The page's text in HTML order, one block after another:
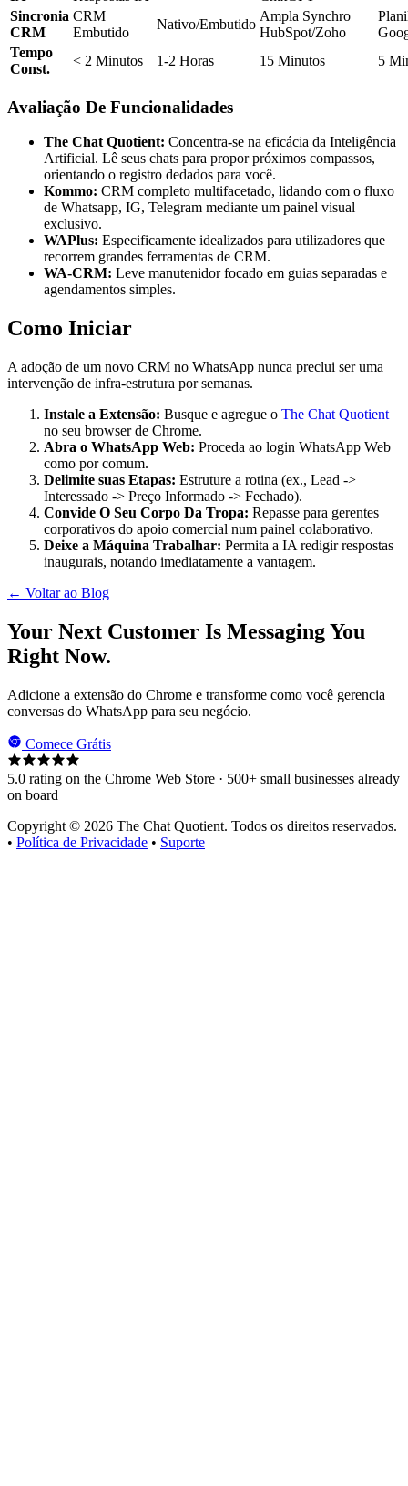
Sincronia
CRM
CRM
Embutido
Nativo/Embutido
Ampla Synchro
HubSpot/Zoho
Tempo
Const.
< 2 Minutos 1-2 Horas 15 Minutos 5
Avaliação De Funcionalidades
The Chat Quotient: Concentra-se na eficácia da Inteligência
Artificial. Lê seus chats para propor próximos compassos,
orientando o registro dedados para você.
Kommo: CRM completo multifacetado, lidando com o fluxo
de Whatsapp, IG, Telegram mediante um painel visual
exclusivo.
WAPlus: Especificamente idealizados para utilizadores que
recorrem grandes ferramentas de CRM.
WA-CRM: Leve manutenidor focado em guias separadas e
agendamentos simples.
Como Iniciar
A adoção de um novo CRM no WhatsApp nunca preclui ser uma
intervenção de infra-estrutura por semanas.
Instale a Extensão: Busque e agregue o The Chat Quotient
no seu browser de Chrome.
Abra o WhatsApp Web: Proceda ao login WhatsApp Web
como por comum.
Delimite suas Etapas: Estruture a rotina (ex., Lead ->
Interessado -> Preço Informado -> Fechado).
Convide O Seu Corpo Da Tropa: Repasse para gerentes
corporativos do apoio comercial num painel colaborativo.
Deixe a Máquina Trabalhar: Permita a IA redigir respostas
inaugurais, notando imediatamente a vantagem.
← Voltar ao Blog
Your Next Customer Is Messaging You
Right Now.
Adicione a extensão do Chrome e transforme como você gerencia
conversas do WhatsApp para seu negócio.
Comece Grátis
5.0 rating on the Chrome Web Store · 500+ small businesses already
on board
Copyright © 2026 The Chat Quotient. Todos os direitos reservados.
• Política de Privacidade • Suporte